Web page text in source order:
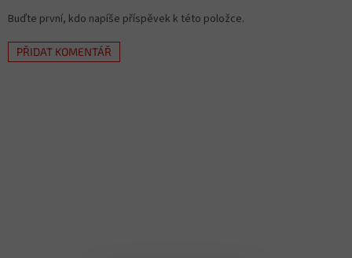
Buďte první, kdo napíše příspěvek k této položce.
PŘIDAT KOMENTÁŘ